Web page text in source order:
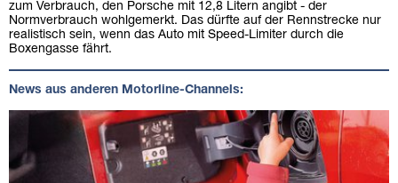
zum Verbrauch, den Porsche mit 12,8 Litern angibt - der
Normverbrauch wohlgemerkt. Das dürfte auf der Rennstrecke nur
realistisch sein, wenn das Auto mit Speed-Limiter durch die
Boxengasse fährt.
News aus anderen Motorline-Channels: